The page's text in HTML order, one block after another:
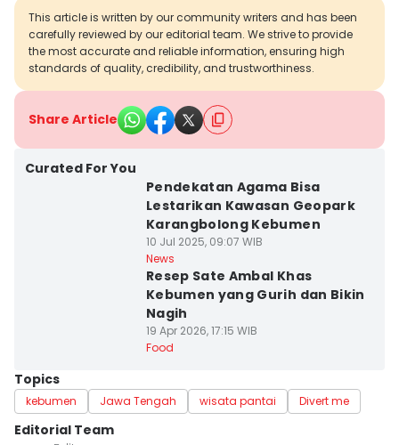
This article is written by our community writers and has been
carefully reviewed by our editorial team. We strive to provide
the most accurate and reliable information, ensuring high
standards of quality, credibility, and trustworthiness.
Share Article
Curated For You
Pendekatan Agama Bisa
Lestarikan Kawasan Geopark
Karangbolong Kebumen
10 Jul 2025, 09:07 WIB
News
Resep Sate Ambal Khas
Kebumen yang Gurih dan Bikin
Nagih
19 Apr 2026, 17:15 WIB
Food
Topics
kebumen Jawa Tengah wisata pantai Divert me
Editorial Team